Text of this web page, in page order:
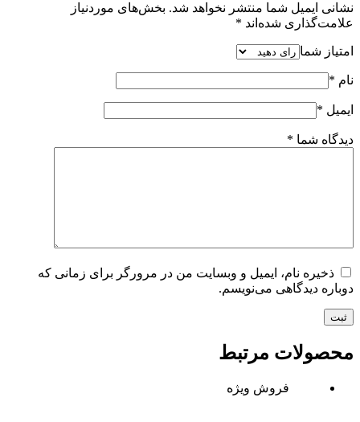
نشانی ایمیل شما منتشر نخواهد شد. بخش‌های موردنیاز
علامت‌گذاری شده‌اند *
امتیاز شما
نام *
ایمیل *
دیدگاه شما *
ذخیره نام، ایمیل و وبسایت من در مرورگر برای زمانی که
دوباره دیدگاهی می‌نویسم.
ثبت
محصولات مرتبط
فروش ویژه